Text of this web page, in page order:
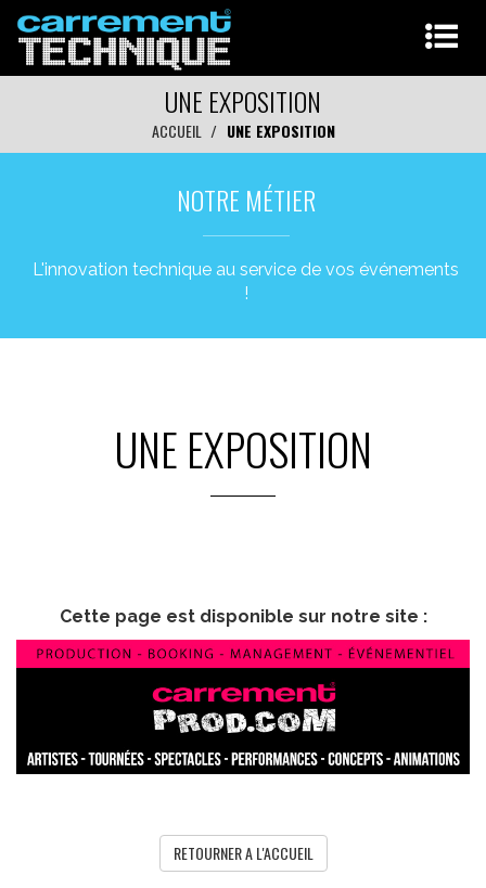
UNE EXPOSITION
ACCUEIL UNE EXPOSITION
NOTRE MÉTIER
L'innovation technique au service de vos événements
!
UNE EXPOSITION
Cette page est disponible sur notre site :
RETOURNER A L'ACCUEIL